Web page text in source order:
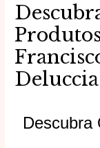
Descubra